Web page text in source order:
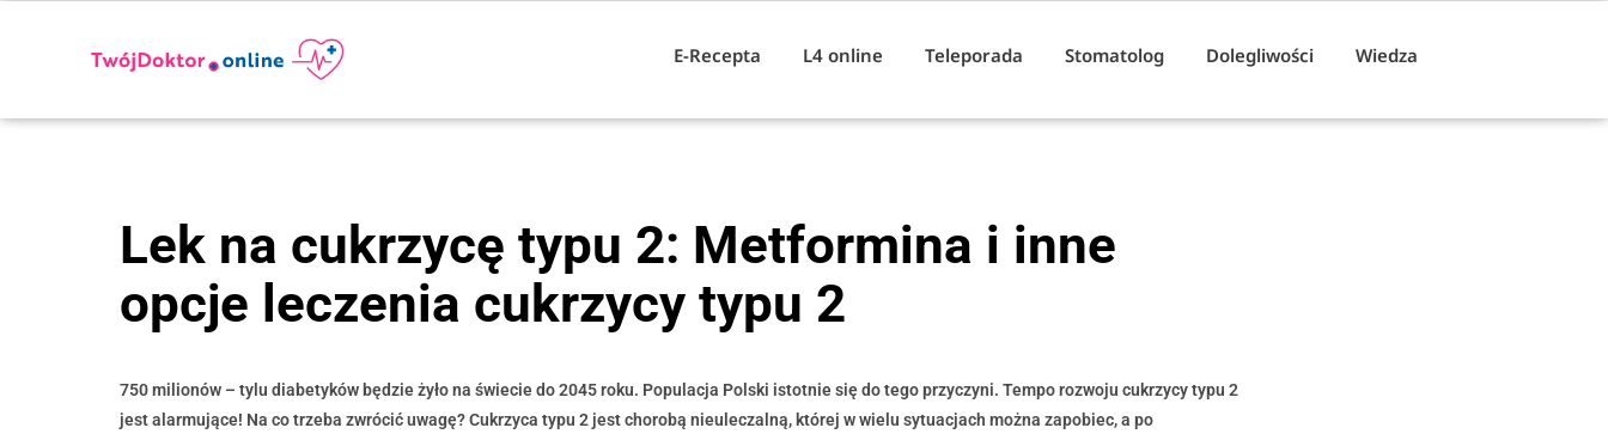
E-Recepta L4 online Teleporada Stomatolog Dolegliwości Wiedza
Lek na cukrzycę typu 2: Metformina i inne
opcje leczenia cukrzycy typu 2
750 milionów – tylu diabetyków będzie żyło na świecie do 2045 roku. Populacja Polski istotnie się do tego przyczyni. Tempo rozwoju cukrzycy typu 2
jest alarmujące! Na co trzeba zwrócić uwagę? Cukrzyca typu 2 jest chorobą nieuleczalną, której w wielu sytuacjach można zapobiec, a po